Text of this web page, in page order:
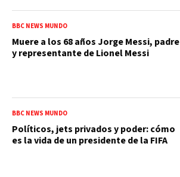
BBC NEWS MUNDO
Muere a los 68 años Jorge Messi, padre
y representante de Lionel Messi
BBC NEWS MUNDO
Políticos, jets privados y poder: cómo
es la vida de un presidente de la FIFA